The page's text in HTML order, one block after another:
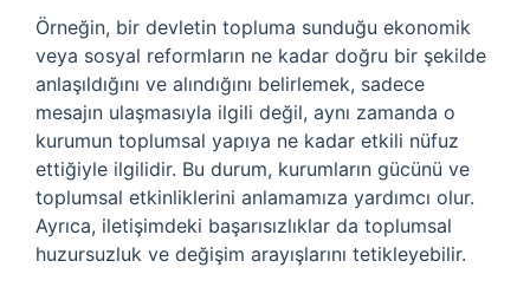
Örneğin, bir devletin topluma sunduğu ekonomik
veya sosyal reformların ne kadar doğru bir şekilde
anlaşıldığını ve alındığını belirlemek, sadece
mesajın ulaşmasıyla ilgili değil, aynı zamanda o
kurumun toplumsal yapıya ne kadar etkili nüfuz
ettiğiyle ilgilidir. Bu durum, kurumların gücünü ve
toplumsal etkinliklerini anlamamıza yardımcı olur.
Ayrıca, iletişimdeki başarısızlıklar da toplumsal
huzursuzluk ve değişim arayışlarını tetikleyebilir.